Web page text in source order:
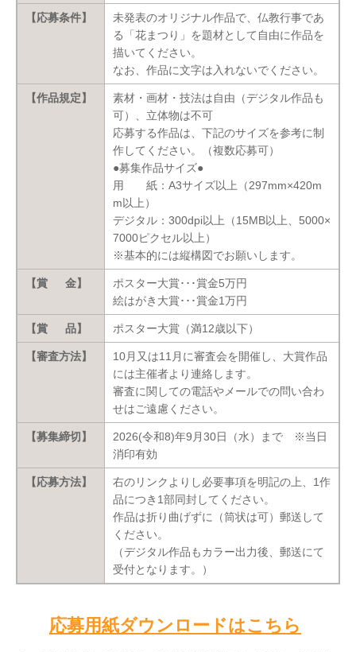
【応募条件】
未発表のオリジナル作品で、仏教行事であ
る「花まつり」を題材として自由に作品を
描いてください。
なお、作品に文字は入れないでください。
【作品規定】
素材・画材・技法は自由（デジタル作品も
可）、立体物は不可
応募する作品は、下記のサイズを参考に制
作してください。（複数応募可）
●募集作品サイズ●
用 紙：A3サイズ以上（297mm×420m
m以上）
デジタル：300dpi以上（15MB以上、5000×
7000ピクセル以上）
※基本的には縦構図でお願いします。
【賞 金】
ポスター大賞･･･賞金5万円
絵はがき大賞･･･賞金1万円
【賞 品】 ポスター大賞（満12歳以下）
【審査方法】
10月又は11月に審査会を開催し、大賞作品
には主催者より連絡します。
審査に関しての電話やメールでの問い合わ
せはご遠慮ください。
【募集締切】
2026(令和8)年9月30日（水）まで ※当日
消印有効
【応募方法】 右のリンクより し必要事項を明記の上、1作
品につき1部同封してください。
作品は折り曲げずに（筒状は可）郵送して
ください。
（デジタル作品もカラー出力後、郵送にて
受付となります。）
応募用紙ダウンロードはこちら